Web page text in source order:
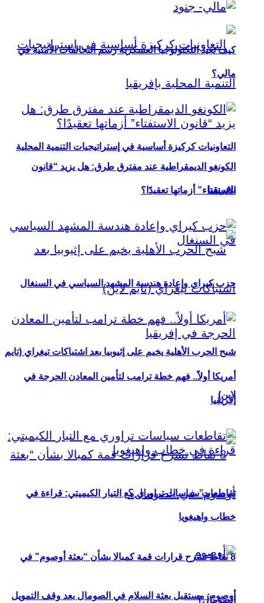
التعاونيات كركيزة أساسية في إستراتيجيات التنمية المحلية
بإفريقيا
شبح الحرب الأهلية يخيم على إثيوبيا بعد اشتباكات تيغراي (تايم
لاين)
8 نقاط تشرح قرارات قمة كمبالا بشأن “بعثة أوصوم” في
الصومال؟
كيف تعيد التكنولوجيا العسكرية رسم التحالفات الأمنية في
مالي؟
الكونغو الديمقراطية عند مفترق طرق: هل يزيد “قانون
الاستفتاء” أزماتها تعقيدًا؟
حزب كيراي وإعادة هندسة المشهد السياسي في السنغال
أمريكا أولاً.. فهم خطة ترامب لتأمين المعادن الحرجة في
إفريقيا
تقاطعات سياسات تراوري مع التيار الكيميتي: قراءة في
خطاب واهيغويا
أوصوم: مستقبل بعثة السلام في الصومال بعد وقف التمويل